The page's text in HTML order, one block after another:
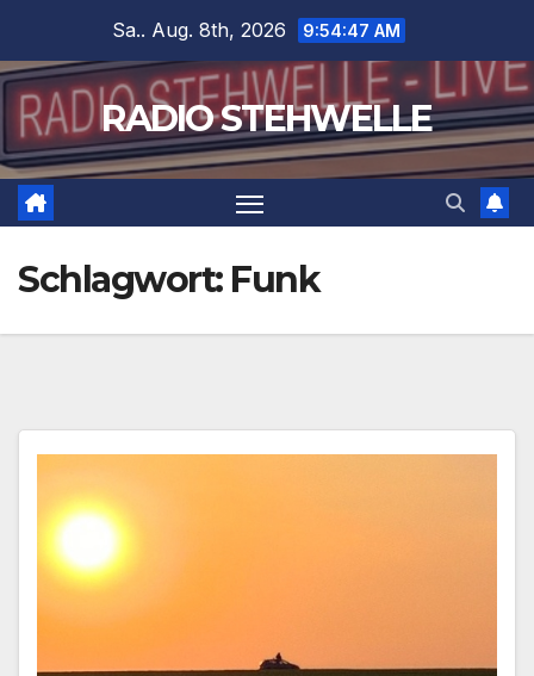
springen
Sa.. Aug. 8th, 2026 9:54:47 AM
RADIO STEHWELLE
Schlagwort: Funk